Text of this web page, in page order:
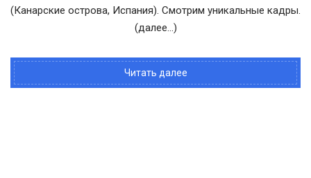
(Канарские острова, Испания). Смотрим уникальные кадры.
(далее…)
Читать далее